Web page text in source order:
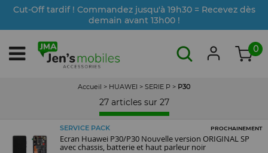
Cut-Off tardif ! Commandez jusqu'à 19h30 = Recevez dès
demain avant 13h00 !
0
Accueil > HUAWEI > SERIE P > P30
27 articles sur 27
SERVICE PACK PROCHAINEMENT
Ecran Huawei P30/P30 Nouvelle version ORIGINAL SP
avec chassis, batterie et haut parleur noir